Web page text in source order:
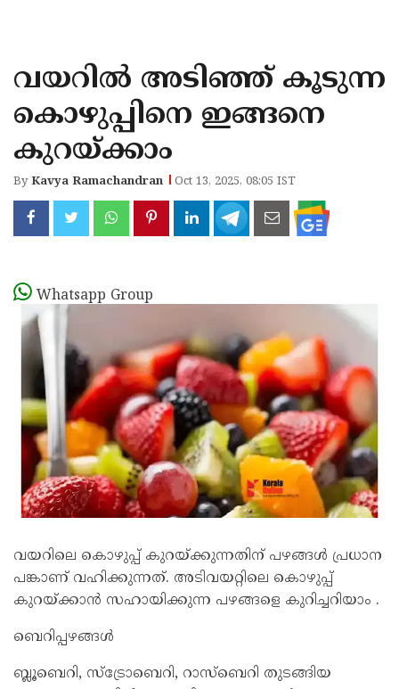
KANNUR
KASARAGOD
വയറിൽ അടിഞ്ഞ് കൂടുന്ന
കൊഴുപ്പിനെ ഇങ്ങനെ
കുറയ്ക്കാം
ByKavya Ramachandran Oct 13, 2025, 08:05 IST
Whatsapp Group
വയറിലെ കൊഴുപ്പ് കുറയ്ക്കുന്നതിന് പഴങ്ങൾ പ്രധാന
പങ്കാണ് വഹിക്കുന്നത്. അടിവയറ്റിലെ കൊഴുപ്പ്
കുറയ്ക്കാൻ സഹായിക്കുന്ന പഴങ്ങളെ കുറിച്ചറിയാം .
ബെറിപ്പഴങ്ങൾ
ബ്ലൂബെറി, സ്ട്രോബെറി, റാസ്ബെറി തുടങ്ങിയ